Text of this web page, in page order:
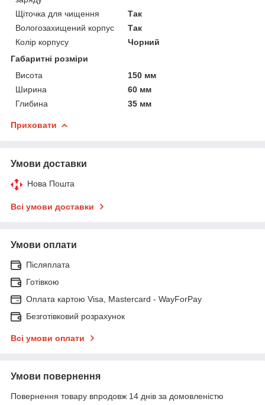
Щіточка для чищення
Так
Вологозахищений корпус
Так
Колір корпусу
Чорний
Габаритні розміри
Висота
150 мм
Ширина
60 мм
Глибина
35 мм
Приховати
Умови доставки
Нова Пошта
Всі умови доставки
Умови оплати
Післяплата
Готівкою
Оплата картою Visa, Mastercard - WayForPay
Безготівковий розрахунок
Всі умови оплати
Умови повернення
Повернення товару впродовж 14 днів за домовленістю